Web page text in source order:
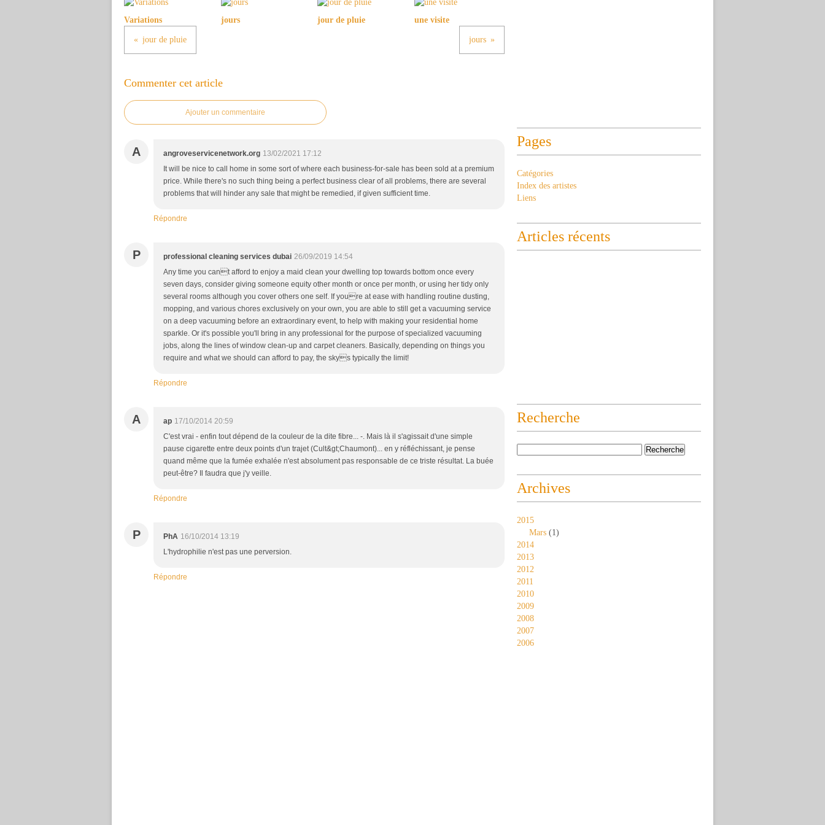
Variations jours jour de pluie une visite
jour de pluie jours
Commenter cet article
Ajouter un commentaire
A angroveservicenetwork.org 13/02/2021 17:12
It will be nice to call home in some sort of where each business-for-sale has been sold at a premium
price. While there's no such thing being a perfect business clear of all problems, there are several
problems that will hinder any sale that might be remedied, if given sufficient time.
Répondre
P professional cleaning services dubai 26/09/2019 14:54
Any time you cant afford to enjoy a maid clean your dwelling top towards bottom once every
seven days, consider giving someone equity other month or once per month, or using her tidy only
several rooms although you cover others one self. If youre at ease with handling routine dusting,
mopping, and various chores exclusively on your own, you are able to still get a vacuuming service
on a deep vacuuming before an extraordinary event, to help with making your residential home
sparkle. Or it's possible you'll bring in any professional for the purpose of specialized vacuuming
jobs, along the lines of window clean-up and carpet cleaners. Basically, depending on things you
require and what we should can afford to pay, the skys typically the limit!
Répondre
A ap 17/10/2014 20:59
C'est vrai - enfin tout dépend de la couleur de la dite fibre... -. Mais là il s'agissait d'une simple
pause cigarette entre deux points d'un trajet (Cult&gt;Chaumont)... en y réfléchissant, je pense
quand même que la fumée exhalée n'est absolument pas responsable de ce triste résultat. La buée
peut-être? Il faudra que j'y veille.
Répondre
P PhA 16/10/2014 13:19
L'hydrophilie n'est pas une perversion.
Répondre
Pages
Catégories
Index des artistes
Liens
Articles récents
Recherche
Archives
2015
Mars (1)
2014
2013
2012
2011
2010
2009
2008
2007
2006